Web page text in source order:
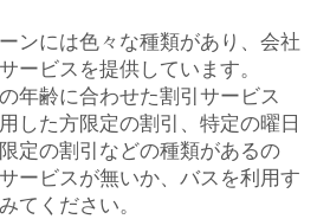
ンには色々な種類があり、会社
ービスを提供しています。
年齢に合わせた割引サービス
した方限定の割引、特定の曜日
定の割引などの種類があるの
ービスが無いか、バスを利用す
てください。